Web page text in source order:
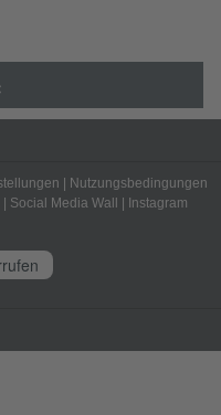
Nutzungsbedingungen
Social Media Wall
Instagram